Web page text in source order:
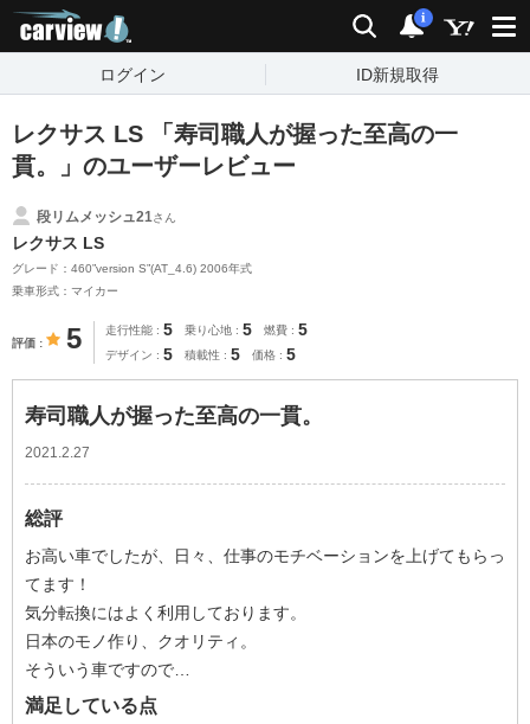
検索 通知
i
ログイン ID新規取得
レクサス LS 「寿司職人が握った至高の一
貫。」のユーザーレビュー
段リムメッシュ21さん
レクサス LS
グレード：460”version S”(AT_4.6) 2006年式
乗車形式：マイカー
評価 5 走行性能 5 乗り心地 5 燃費 5
デザイン 5 積載性 5 価格 5
寿司職人が握った至高の一貫。
2021.2.27
総評
お高い車でしたが、日々、仕事のモチベーションを上げてもらっ
てます！
気分転換にはよく利用しております。
日本のモノ作り、クオリティ。
そういう車ですので…
満足している点